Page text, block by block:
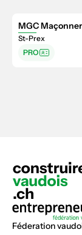
MGC
St-Prex
PRO
Féderation